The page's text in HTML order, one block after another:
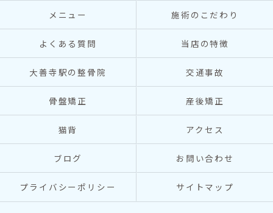
メニュー 施術のこだわり
よくある質問 当店の特徴
大善寺駅の整骨院 交通事故
骨盤矯正 産後矯正
猫背 アクセス
ブログ お問い合わせ
プライバシーポリシー サイトマップ